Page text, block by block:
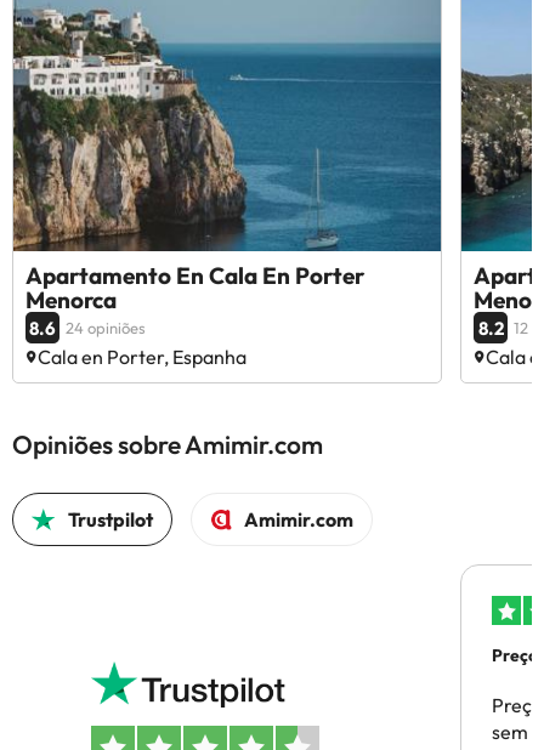
Apartamento En Cala En Porter
Menorca
8.6 24 opiniões
Cala en Porter, Espanha
8.2 12
Cala
Opiniões sobre Amimir.com
Trustpilot Amimir.com
sem